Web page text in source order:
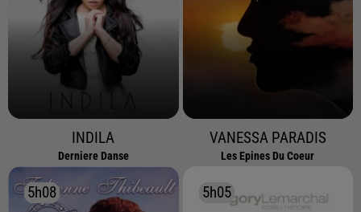
INDILA
Derniere Danse
VANESSA PARADIS
Les Epines Du Coeur
5h08
5h08 5h05
5h05